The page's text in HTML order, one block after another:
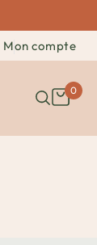
Mon compte
0